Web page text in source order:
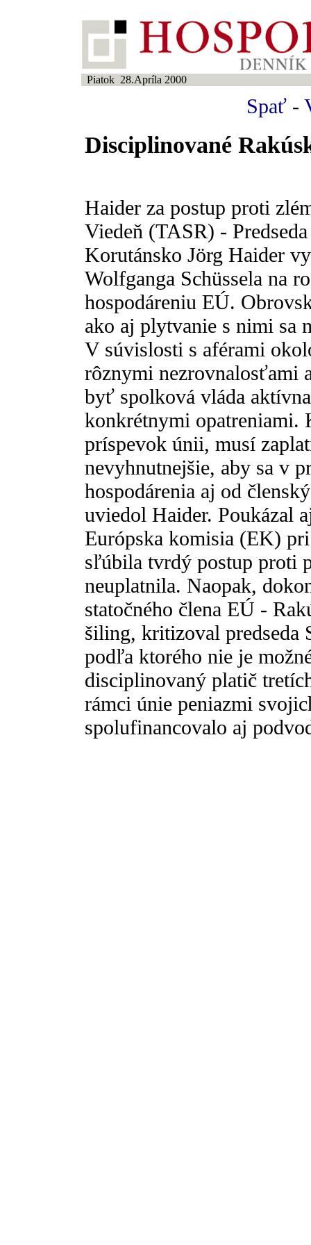
Piatok 28.Apríla 2000
Spať -
Disciplinované
Haider za postup proti
Viedeň (TASR) -
Korutánsko Jörg Haider
Wolfganga Schüssela na
hospodáreniu EÚ.
ako aj plytvanie s nimi sa
V súvislosti s aférami
rôznymi nezrovnalosťami
byť spolková vláda
konkrétnymi opatreniami.
príspevok únii, musí
nevyhnutnejšie, aby sa v
hospodárenia aj od
uviedol Haider. Poukázal
Európska komisia (EK)
sľúbila tvrdý postup proti
neuplatnila. Naopak,
statočného člena EÚ -
šiling, kritizoval predseda
podľa ktorého nie je
disciplinovaný platič
rámci únie peniazmi
spolufinancovalo aj